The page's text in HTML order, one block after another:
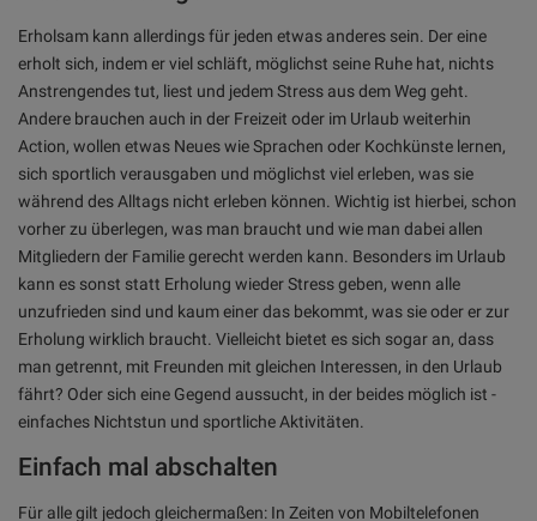
Erholsam kann allerdings für jeden etwas anderes sein. Der eine
erholt sich, indem er viel schläft, möglichst seine Ruhe hat, nichts
Anstrengendes tut, liest und jedem Stress aus dem Weg geht.
Andere brauchen auch in der Freizeit oder im Urlaub weiterhin
Action, wollen etwas Neues wie Sprachen oder Kochkünste lernen,
sich sportlich verausgaben und möglichst viel erleben, was sie
während des Alltags nicht erleben können. Wichtig ist hierbei, schon
vorher zu überlegen, was man braucht und wie man dabei allen
Mitgliedern der Familie gerecht werden kann. Besonders im Urlaub
kann es sonst statt Erholung wieder Stress geben, wenn alle
unzufrieden sind und kaum einer das bekommt, was sie oder er zur
Erholung wirklich braucht. Vielleicht bietet es sich sogar an, dass
man getrennt, mit Freunden mit gleichen Interessen, in den Urlaub
fährt? Oder sich eine Gegend aussucht, in der beides möglich ist -
einfaches Nichtstun und sportliche Aktivitäten.
Einfach mal abschalten
Für alle gilt jedoch gleichermaßen: In Zeiten von Mobiltelefonen